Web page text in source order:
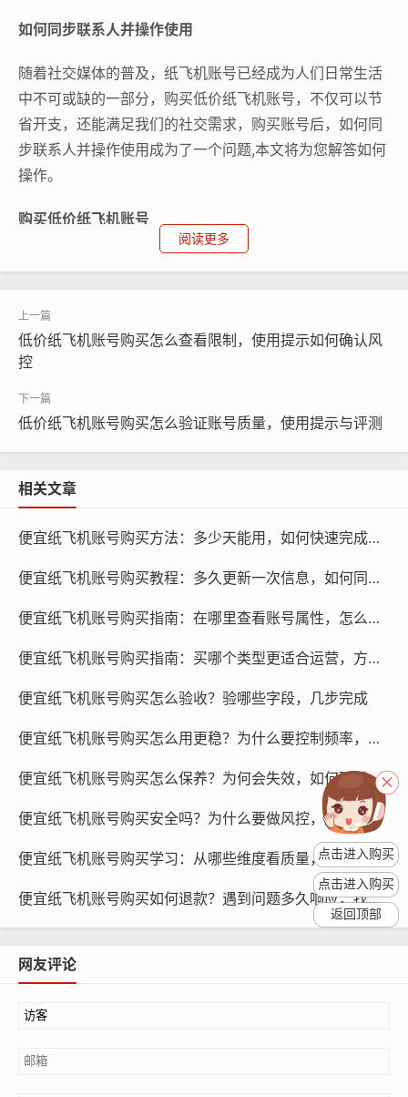
如何同步联系人并操作使用
随着社交媒体的普及，纸飞机账号已经成为人们日常生活
中不可或缺的一部分，购买低价纸飞机账号，不仅可以节
省开支，还能满足我们的社交需求，购买账号后，如何同
步联系人并操作使用成为了一个问题,本文将为您解答如何
操作。
购买低价纸飞机账号
性，购买时，可以选择一次性购买或者按月续费,根据个人
需求选择适合自己的套餐。
16888.com
下是一种常用的同步方法：
登录纸飞机账号，点击“设置”或“联系人”选项。
在联系人页面，点击“导入联系人”或“添加联系人”按钮。
选择您要导入的联系人方式，如手机联系人、邮箱联系人
等。
阅读更多
低价纸飞机账号购买怎么查看限制，使用提示如何确认风
控
低价纸飞机账号购买怎么验证账号质量，使用提示与评测
相关文章
便宜纸飞机账号购买方法：多少天能用，如何快速完成设置
便宜纸飞机账号购买教程：多久更新一次信息，如何同步设备
便宜纸飞机账号购买指南：在哪里查看账号属性，怎么识别真伪
便宜纸飞机账号购买指南：买哪个类型更适合运营，方法是什么
便宜纸飞机账号购买怎么验收？验哪些字段，几步完成
便宜纸飞机账号购买怎么用更稳？为什么要控制频率，方法有哪些
便宜纸飞机账号购买怎么保养？为何会失效，如何延长有效期
便宜纸飞机账号购买安全吗？为什么要做风控，如何防封禁
便宜纸飞机账号购买学习：从哪些维度看质量，怎么上手
便宜纸飞机账号购买如何退款？遇到问题多久响应，找谁处理
网友评论
点击进入购买
点击进入购买
返回顶部